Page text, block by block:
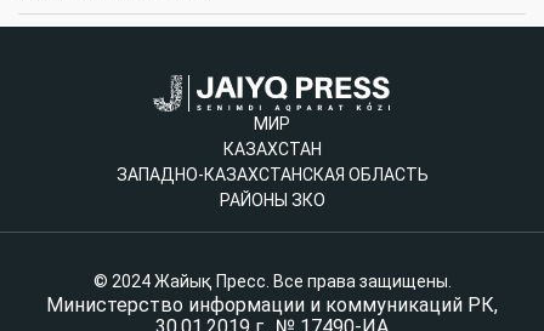
МИР
КАЗАХСТАН
ЗАПАДНО-КАЗАХСТАНСКАЯ ОБЛАСТЬ
РАЙОНЫ ЗКО
© 2024 Жайық Пресс. Все права защищены.
Министерство информации и коммуникаций РК,